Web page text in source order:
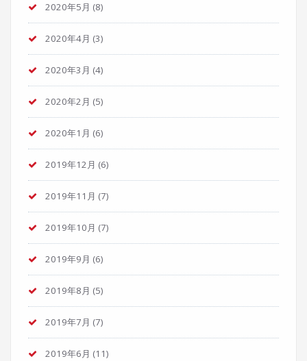
2020年5月 (8)
2020年4月 (3)
2020年3月 (4)
2020年2月 (5)
2020年1月 (6)
2019年12月 (6)
2019年11月 (7)
2019年10月 (7)
2019年9月 (6)
2019年8月 (5)
2019年7月 (7)
2019年6月 (11)